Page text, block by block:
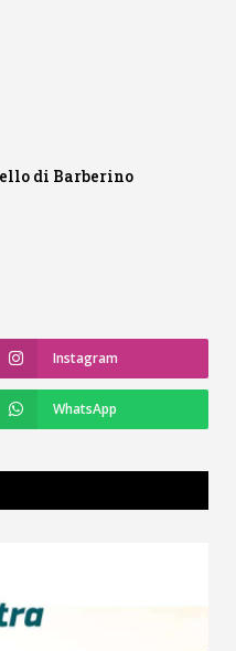
di Barberino
Instagram
WhatsApp